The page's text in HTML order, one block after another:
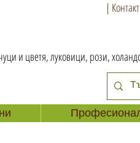
и цветя, луковици, рози,
|